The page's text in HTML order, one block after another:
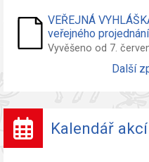
VEŘEJNÁ
veřejného
Vyvěšeno od 7.
Další
Kalendář akcí